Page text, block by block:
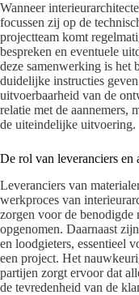
Wanneer
focussen zij op de
projectteam komt
bespreken en eventuele
deze samenwerking is het
duidelijke instructies
uitvoerbaarheid van de
relatie met de aannemers,
de uiteindelijke uitvoering.
De rol van leveranciers en
Leveranciers van
werkproces van
zorgen voor de
opgenomen. Daarnaast
en loodgieters, essentieel
een project. Het
partijen zorgt ervoor dat
de tevredenheid van de